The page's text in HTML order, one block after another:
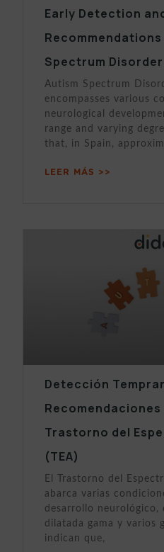
Early Detection
Spectrum Disorder
Autism Spectrum
encompasses various
neurological
range and varying
that, in Spain,
LEER MÁS >>
Detección
Recomendaciones
Trastorno del
(TEA)
El Trastorno del
abarca varias
desarrollo neurológico,
dilatada gama y varios
indican que,